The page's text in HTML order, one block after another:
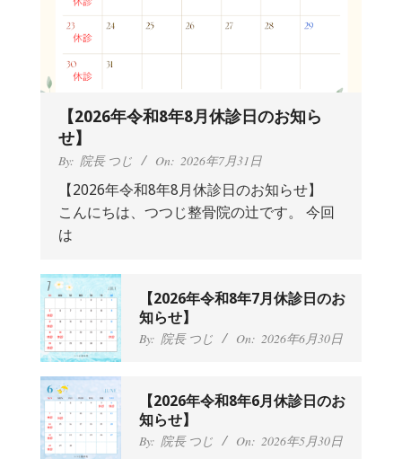
【2026年令和8年8月休診日のお知ら
せ】
By: 院長 つじ On: 2026年7月31日
【2026年令和8年8月休診日のお知らせ】
こんにちは、つつじ整骨院の辻です。 今回
は
【2026年令和8年7月休診日のお
知らせ】
By: 院長 つじ On: 2026年6月30日
【2026年令和8年6月休診日のお
知らせ】
By: 院長 つじ On: 2026年5月30日
院長 つじ On: 2024年9月25日
から感想をいただきました。
By: 院長 つじ On: 2024年9月21日
えていた50代女性の患者さんから感想
をいただきました。
By: 院長 つじ On: 2024年9月16日
朝起き上がれないくらい腰が痛かった
By:
55歳 女性 【腰痛・坐骨神経痛】『可
動域が広くなって、動きがスムーズに
なってきました』
By:
股関節痛でお困りの30代男性の患者様
から感想をいただきました。
By: 院長 つじ On: 2024年10月3日